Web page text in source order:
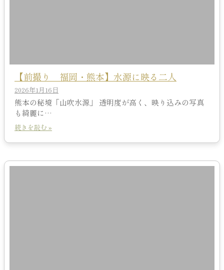
【前撮り 福岡・熊本】水源に映る二人
2026年1月16日
熊本の秘境「山吹水源」 透明度が高く、映り込みの写真
も綺麗に…
続きを読む »